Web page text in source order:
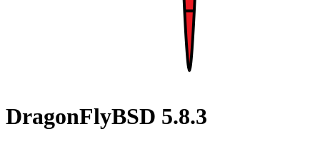
DragonFlyBSD 5.8.3